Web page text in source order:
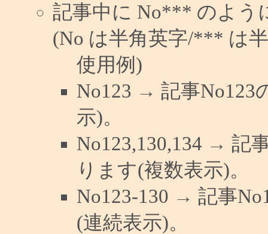
記事中に No*** のよう
(No は半角英字/*** は
使用例)
No123 → 記事No123
示)。
No123,130,134 → 記
ります(複数表示)。
No123-130 → 記事
(連続表示)。